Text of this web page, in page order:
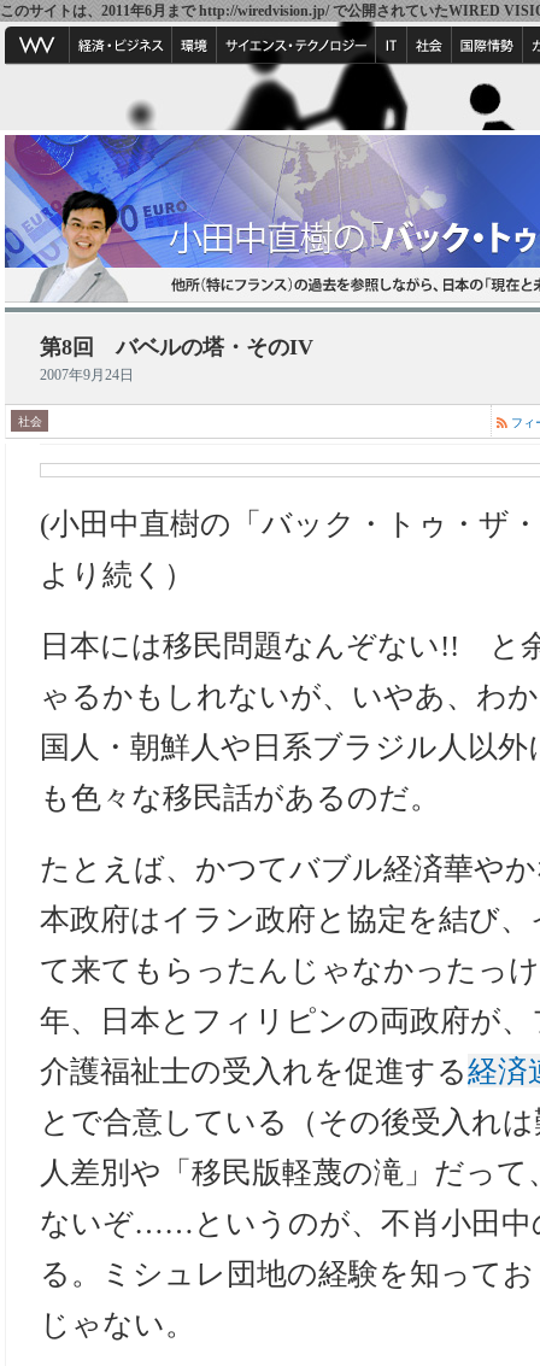
このサイトは、2011年6月まで http://wiredvision.jp/ で公開されていたWIRED
第8回 バベルの塔・そのIV
2007年9月24日
社会 フィ
(小田中直樹の「バック・トゥ・ザ
より続く）
日本には移民問題なんぞない!! と
ゃるかもしれないが、いやあ、わ
国人・朝鮮人や日系ブラジル人以
も色々な移民話があるのだ。
たとえば、かつてバブル経済華や
本政府はイラン政府と協定を結び
て来てもらったんじゃなかったっ
年、日本とフィリピンの両政府が
介護福祉士の受入れを促進する経済
とで合意している（その後受入れ
人差別や「移民版軽蔑の滝」だっ
ないぞ……というのが、不肖小田中
る。ミシュレ団地の経験を知って
じゃない。